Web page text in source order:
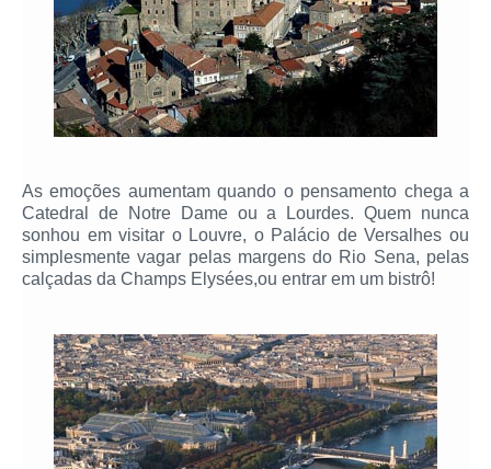
As emoções aumentam quando o pensamento chega a
Catedral de Notre Dame ou a Lourdes. Quem nunca
sonhou em visitar o Louvre, o Palácio de Versalhes ou
simplesmente vagar pelas margens do Rio Sena, pelas
calçadas da Champs Elysées,ou entrar em um bistrô!